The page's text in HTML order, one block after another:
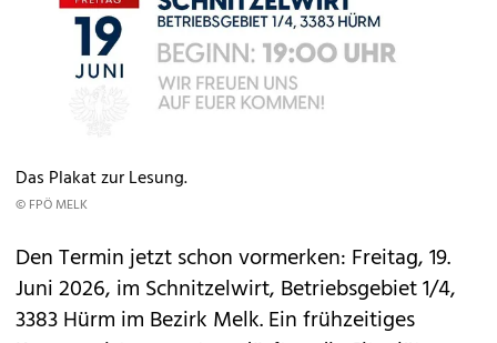
Das Plakat zur Lesung.
© FPÖ MELK
Den Termin jetzt schon vormerken: Freitag, 19.
Juni 2026, im Schnitzelwirt, Betriebsgebiet 1/4,
3383 Hürm im Bezirk Melk. Ein frühzeitiges